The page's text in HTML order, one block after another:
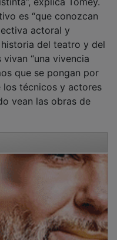
es “que conozcan
actoral y
del teatro y del
“una vivencia
que se pongan por
técnicos y actores
vean las obras de